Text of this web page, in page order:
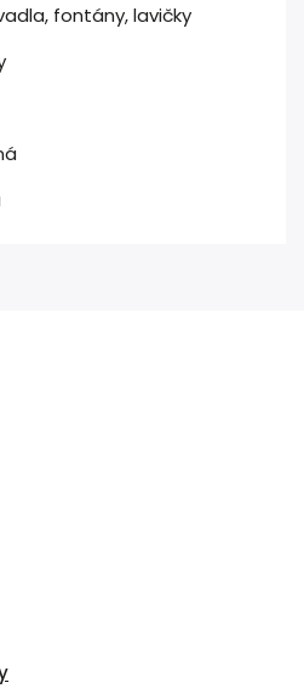
fontány, lavičky